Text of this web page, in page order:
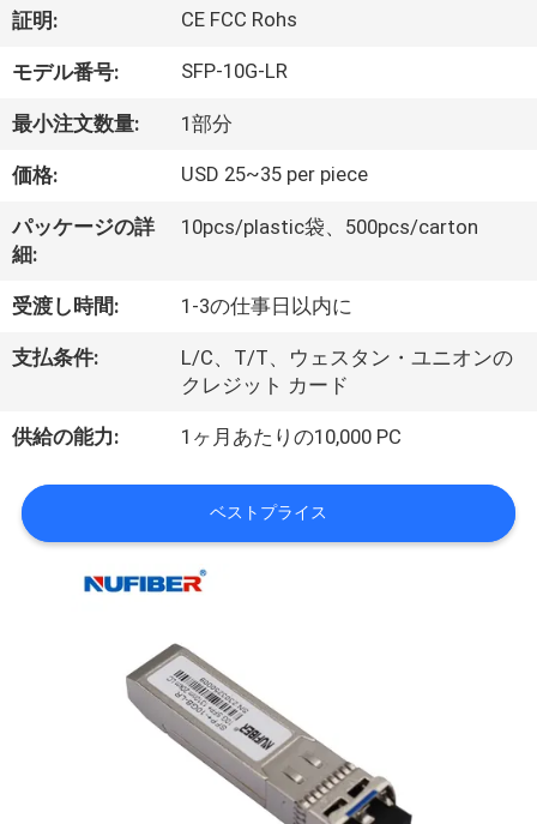
私
達
に
い
て
場
旅
行
証明: CE FCC Rohs
モデル番号: SFP-10G-LR
最小注文数量: 1部分
価格: USD 25~35 per piece
パッケージの詳
細:
10pcs/plastic袋、500pcs/carton
受渡し時間: 1-3の仕事日以内に
支払条件:
L/C、T/T、ウェスタン・ユニオンの
クレジット カード
供給の能力: 1ヶ月あたりの10,000 PC
ベストプライス